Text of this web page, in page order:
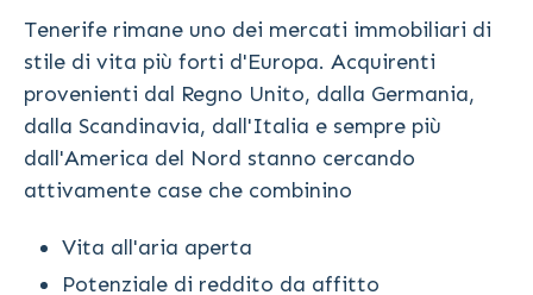
Tenerife rimane uno dei mercati immobiliari di
stile di vita più forti d'Europa. Acquirenti
provenienti dal Regno Unito, dalla Germania,
dalla Scandinavia, dall'Italia e sempre più
dall'America del Nord stanno cercando
attivamente case che combinino
Vita all'aria aperta
Potenziale di reddito da affitto